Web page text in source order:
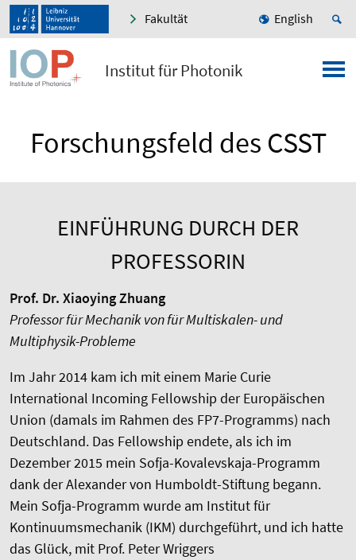
Fakultät English
Institut für Photonik
Forschungsfeld des CSST
EINFÜHRUNG DURCH DER
PROFESSORIN
Prof. Dr. Xiaoying Zhuang
Professor für Mechanik von für Multiskalen- und
Multiphysik-Probleme
Im Jahr 2014 kam ich mit einem Marie Curie
International Incoming Fellowship der Europäischen
Union (damals im Rahmen des FP7-Programms) nach
Deutschland. Das Fellowship endete, als ich im
Dezember 2015 mein Sofja-Kovalevskaja-Programm
dank der Alexander von Humboldt-Stiftung begann.
Mein Sofja-Programm wurde am Institut für
Kontinuumsmechanik (IKM) durchgeführt, und ich hatte
das Glück, mit Prof. Peter Wriggers